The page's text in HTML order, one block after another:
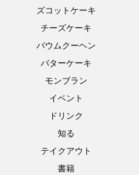
ズコットケーキ
チーズケーキ
バウムクーヘン
バターケーキ
モンブラン
イベント
ドリンク
知る
テイクアウト
書籍